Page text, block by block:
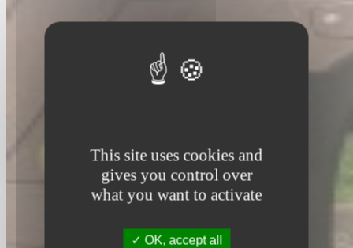
This site uses cookies and
gives you control over
what you want to activate
OK, accept all